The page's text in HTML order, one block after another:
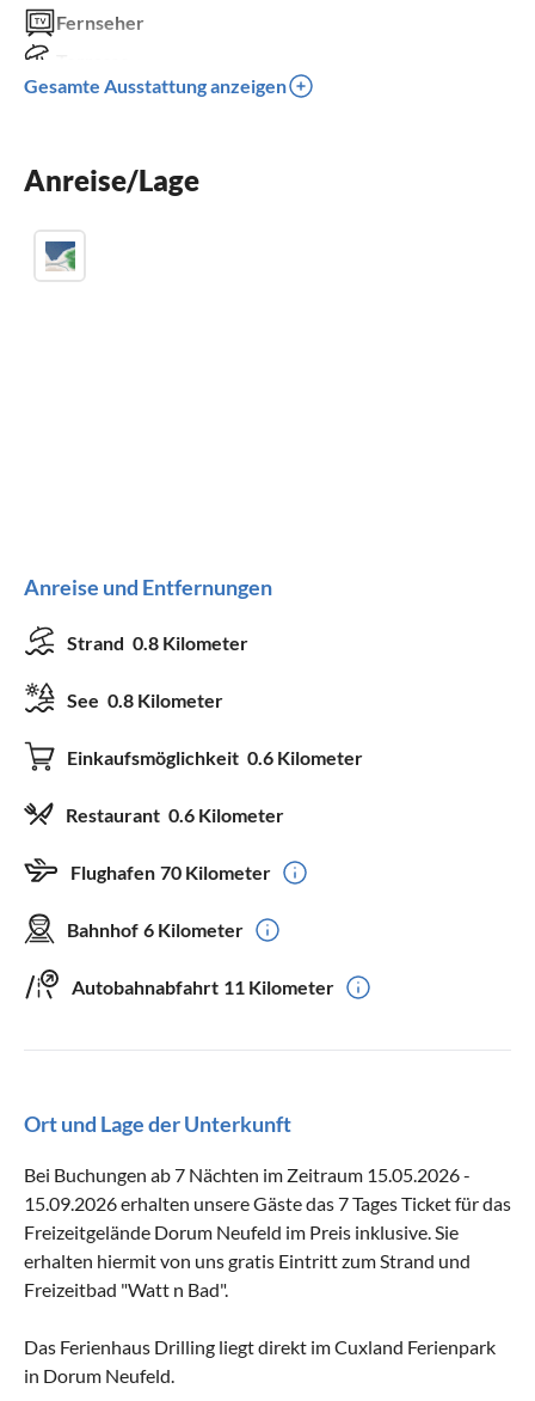
Fernseher
Spülmaschine
Kinderbett
Gesamte Ausstattung anzeigen
Anreise/Lage
Anreise und Entfernungen
Strand 0.8 Kilometer
See 0.8 Kilometer
Einkaufsmöglichkeit 0.6 Kilometer
Restaurant 0.6 Kilometer
Flughafen 70 Kilometer
Bahnhof 6 Kilometer
Autobahnabfahrt 11 Kilometer
Ort und Lage der Unterkunft
Bei Buchungen ab 7 Nächten im Zeitraum 15.05.2026 -
15.09.2026 erhalten unsere Gäste das 7 Tages Ticket für das
Freizeitgelände Dorum Neufeld im Preis inklusive. Sie
erhalten hiermit von uns gratis Eintritt zum Strand und
Freizeitbad "Watt n Bad".
Das Ferienhaus Drilling liegt direkt im Cuxland Ferienpark
in Dorum Neufeld.